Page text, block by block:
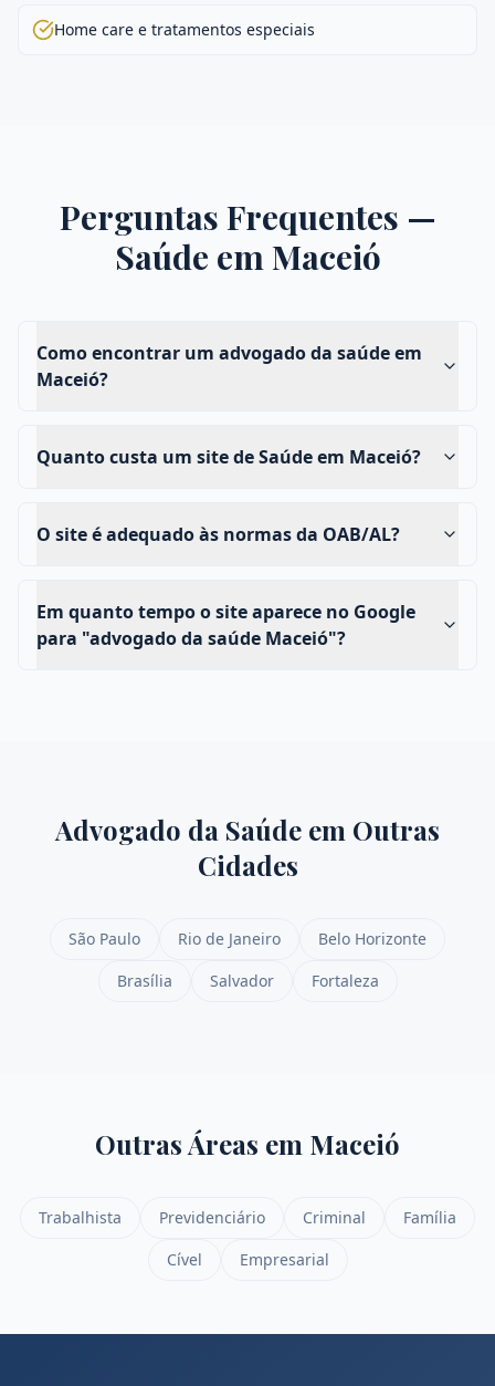
Home care e tratamentos especiais
Perguntas Frequentes —
Saúde emMaceió
Como encontrar um advogado da saúde em
Maceió?
Quanto custa um site de Saúde em Maceió?
O site é adequado às normas da OAB/AL?
Em quanto tempo o site aparece no Google
para "advogado da saúde Maceió"?
Advogado da Saúde em Outras
Cidades
São Paulo Rio de Janeiro
Belo Horizonte
Brasília
Salvador Fortaleza
Outras Áreas em Maceió
Trabalhista Previdenciário Criminal
Família
Cível
Empresarial